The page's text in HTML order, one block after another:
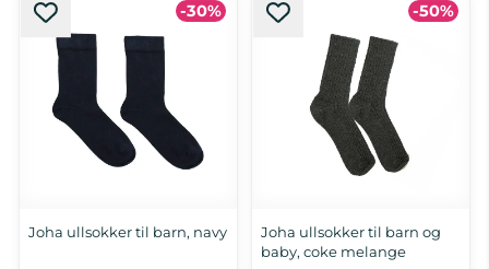
15/18, 23/26, 39/42 15/18, 23/26, 39/42
-30%
Joha ullsokker til barn, navy
-50%
Joha ullsokker til barn og
baby, coke melange